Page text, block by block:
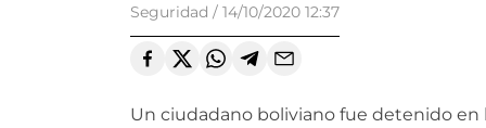
Seguridad / 14/10/2020 12:37
Un ciudadano boliviano fue detenido en